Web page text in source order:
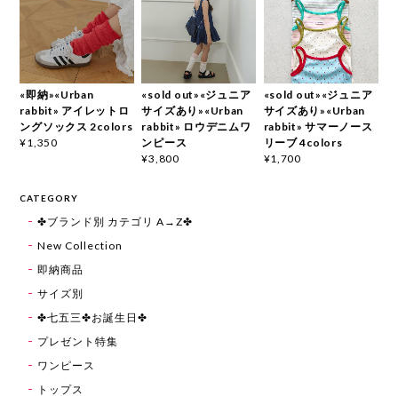
«即納»«Urban
rabbit» アイレットロ
ングソックス 2colors
¥1,350
«sold out»«ジュニア
サイズあり»«Urban
rabbit» ロウデニムワ
ンピース
¥3,800
«sold out»«ジュニア
サイズあり»«Urban
rabbit» サマーノース
リーブ 4colors
¥1,700
CATEGORY
✤ブランド別 カテゴリ A→Z✤
New Collection
即納商品
サイズ別
✤七五三✤お誕生日✤
プレゼント特集
ワンピース
トップス